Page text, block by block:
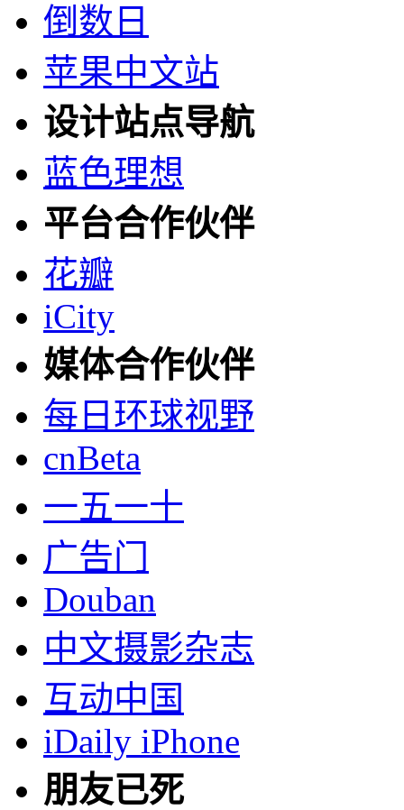
倒数日
苹果中文站
设计站点导航
蓝色理想
平台合作伙伴
花瓣
iCity
媒体合作伙伴
每日环球视野
cnBeta
一五一十
广告门
Douban
中文摄影杂志
互动中国
iDaily iPhone
朋友已死